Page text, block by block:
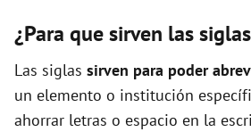
¿Para que sirven las
Las siglas sirven para poder
un elemento o institución
ahorrar letras o espacio en la